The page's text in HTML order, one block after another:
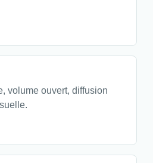
volume ouvert, diffusion